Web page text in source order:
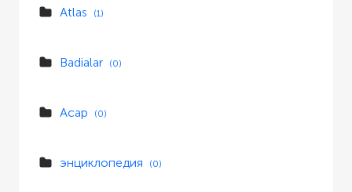
Atlas (1)
Badialar (0)
Асар (0)
энциклопедия (0)